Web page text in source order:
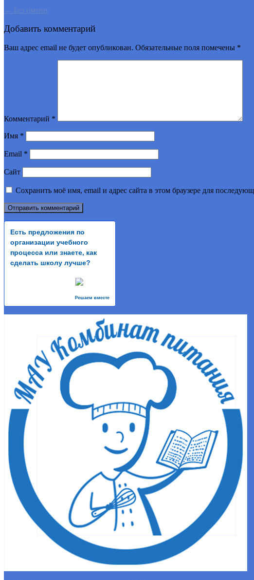
← Без имени
Добавить комментарий
Ваш адрес email не будет опубликован. Обязательные поля помечены *
Комментарий *
Имя *
Email *
Сайт
Сохранить моё имя, email и адрес сайта в этом браузере для
Есть предложения по
организации учебного
процесса или знаете, как
сделать школу лучше?
Решаем вместе